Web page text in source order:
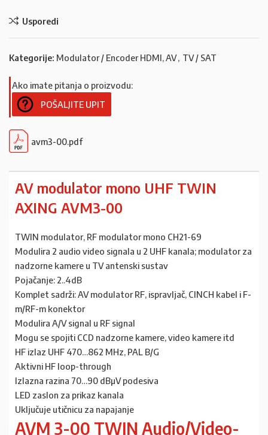
Usporedi
Kategorije: Modulator / Encoder HDMI, AV, TV / SAT
Ako imate pitanja o proizvodu:
POŠALJITE UPIT
avm3-00.pdf
AV modulator mono UHF TWIN
AXING AVM3-00
TWIN modulator, RF modulator mono CH21-69
Modulira 2 audio video signala u 2 UHF kanala; modulator za
nadzorne kamere u TV antenski sustav
Pojačanje: 2..4dB
Komplet sadrži: AV modulator RF, ispravljač, CINCH kabel i F-
m/RF-m konektor
Modulira A/V signal u RF signal
Mogu se spojiti CCD nadzorne kamere, video kamere itd
HF izlaz UHF 470…862 MHz, PAL B/G
Aktivni HF loop-through
Izlazna razina 70…90 dBµV podesiva
LED zaslon za prikaz kanala
Uključuje utičnicu za napajanje
AVM 3-00 TWIN Audio/Video-